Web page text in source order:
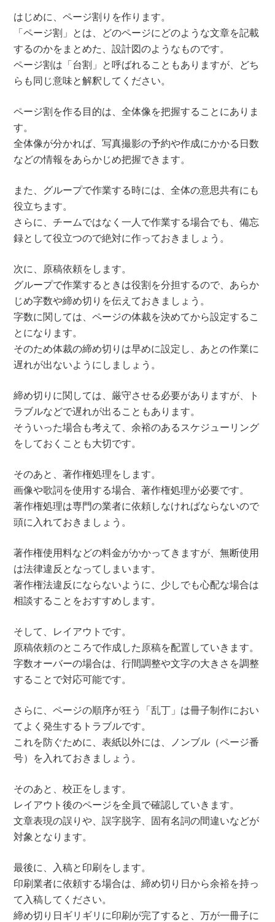
はじめに、ページ割りを作ります。
「ページ割」とは、どのページにどのような文章を記載
するのかをまとめた、設計図のようなものです。
ページ割は「台割」と呼ばれることもありますが、どち
らも同じ意味と解釈してください。
ページ割を作る目的は、全体像を把握することにありま
す。
全体像が分かれば、写真撮影の予約や作成にかかる日数
などの情報をあらかじめ把握できます。
また、グループで作業する時には、全体の意思共有にも
役立ちます。
さらに、チームではなく一人で作業する場合でも、備忘
録として役立つので絶対に作っておきましょう。
次に、原稿依頼をします。
グループで作業するときは役割を分担するので、あらか
じめ字数や締め切りを伝えておきましょう。
字数に関しては、ページの体裁を決めてから設定するこ
とになります。
そのため体裁の締め切りは早めに設定し、あとの作業に
遅れが出ないようにしましょう。
締め切りに関しては、厳守させる必要がありますが、ト
ラブルなどで遅れが出ることもあります。
そういった場合も考えて、余裕のあるスケジューリング
をしておくことも大切です。
そのあと、著作権処理をします。
画像や歌詞を使用する場合、著作権処理が必要です。
著作権処理は専門の業者に依頼しなければならないので
頭に入れておきましょう。
著作権使用料などの料金がかかってきますが、無断使用
は法律違反となってしまいます。
著作権法違反にならないように、少しでも心配な場合は
相談することをおすすめします。
そして、レイアウトです。
原稿依頼のところで作成した原稿を配置していきます。
字数オーバーの場合は、行間調整や文字の大きさを調整
することで対応可能です。
さらに、ページの順序が狂う「乱丁」は冊子制作におい
てよく発生するトラブルです。
これを防ぐために、表紙以外には、ノンブル（ページ番
号）を入れておきましょう。
そのあと、校正をします。
レイアウト後のページを全員で確認していきます。
文章表現の誤りや、誤字脱字、固有名詞の間違いなどが
対象となります。
最後に、入稿と印刷をします。
印刷業者に依頼する場合は、締め切り日から余裕を持っ
て入稿してください。
締め切り日ギリギリに印刷が完了すると、万が一冊子に